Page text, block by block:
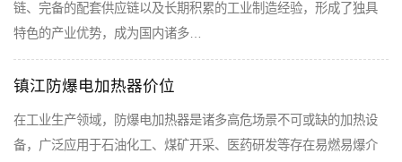
链、完备的配套供应链以及长期积累的工业制造经验，形成了独具
特色的产业优势，成为国内诸多…
镇江防爆电加热器价位
在工业生产领域，防爆电加热器是诸多高危场景不可或缺的加热设
备，广泛应用于石油化工、煤矿开采、医药研发等存在易燃易爆介